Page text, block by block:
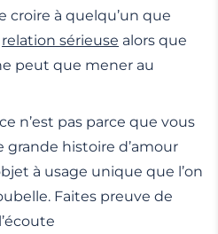
croire à quelqu’un que
relation sérieuse alors que
peut que mener au
n’est pas parce que vous
grande histoire d’amour
à usage unique que l’on
Faites preuve de